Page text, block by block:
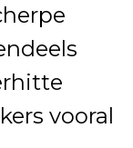
vooral